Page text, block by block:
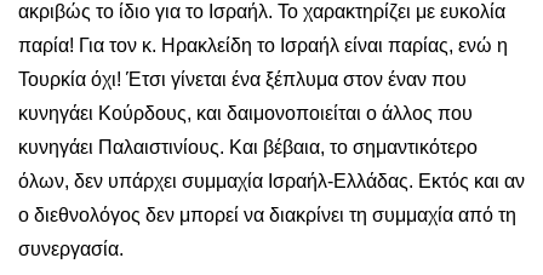
ακριβώς το ίδιο για το Ισραήλ. Το χαρακτηρίζει με ευκολία
παρία! Για τον κ. Ηρακλείδη το Ισραήλ είναι παρίας, ενώ η
Τουρκία όχι! Έτσι γίνεται ένα ξέπλυμα στον έναν που
κυνηγάει Κούρδους, και δαιμονοποιείται ο άλλος που
κυνηγάει Παλαιστινίους. Και βέβαια, το σημαντικότερο
όλων, δεν υπάρχει συμμαχία Ισραήλ-Ελλάδας. Εκτός και αν
ο διεθνολόγος δεν μπορεί να διακρίνει τη συμμαχία από τη
συνεργασία.